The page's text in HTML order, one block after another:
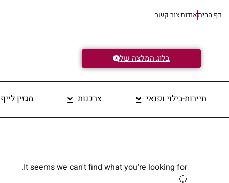
דף הביתאודותצור קשר
בלוג המלצה של
תיירות-בילוי ופנאי צרכנות מגזין
It seems we can't find what you're looking for.